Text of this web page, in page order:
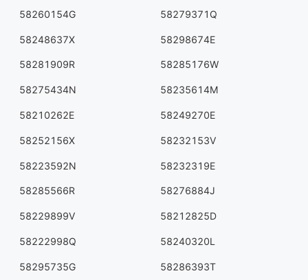
58260154G 58279371Q
58248637X 58298674E
58281909R 58285176W
58275434N 58235614M
58210262E 58249270E
58252156X 58232153V
58223592N 58232319E
58285566R 58276884J
58229899V 58212825D
58222998Q 58240320L
58295735G 58286393T